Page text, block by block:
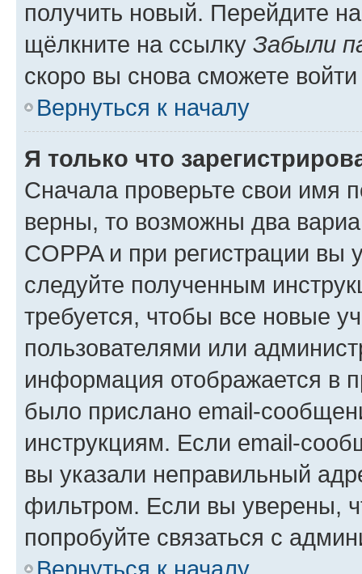
получить новый. Перейдите
щёлкните на ссылку Забыли
скоро вы снова сможете
Вернуться к началу
Я только что
Сначала проверьте свои имя
верны, то возможны два
COPPA и при регистрации вы
следуйте полученным
требуется, чтобы все новые
пользователями или
информация отображается в
было прислано email-
инструкциям. Если email-
вы указали неправильный
фильтром. Если вы уверены,
попробуйте связаться с
Вернуться к началу